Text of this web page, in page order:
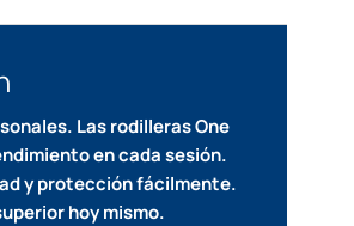
Las rodilleras One
en cada sesión.
y protección fácilmente.
hoy mismo.